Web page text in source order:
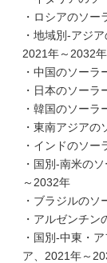
・ロシアのソ
・地域別-アジ
2021年～2032年
・中国のソー
・日本のソー
・韓国のソー
・東南アジア
・インドのソ
・国別-南米の
～2032年
・ブラジルの
・アルゼンチ
・国別-中東・
ア、2021年～